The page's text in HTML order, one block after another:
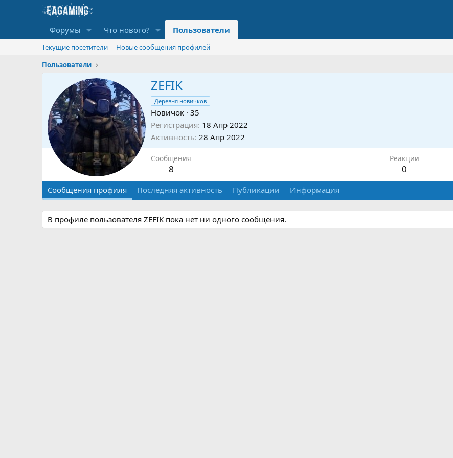
Форумы Что нового? Пользователи
Текущие посетители
Новые сообщения профилей
Пользователи
ZEFIK
Деревня новичков
Новичок · 35
Регистрация 18 Апр 2022
Активность 28 Апр 2022
Сообщения
8
Реакции
0
Сообщения профиля Последняя активность Публикации Информация
В профиле пользователя ZEFIK пока нет ни одного сообщения.